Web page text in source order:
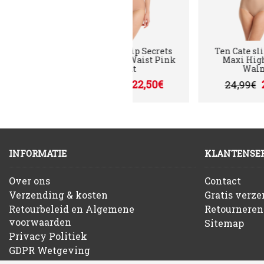
Ten Cate slip Secrets
Maxi High Waist Pink
Ten Cate slip
Maxi High Waist
24,99€ 22,50€
INFORMATIE
Over ons
Verzending & kosten
Retourbeleid en Algemene
voorwaarden
Privacy Politiek
GDPR Wetgeving
Contact
Gratis
Retourneren
Sitemap